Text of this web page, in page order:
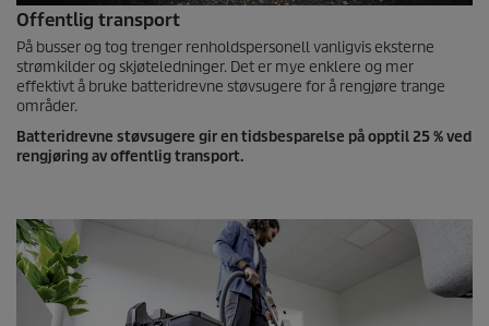
Offentlig transport
På busser og tog trenger renholdspersonell vanligvis eksterne
strømkilder og skjøteledninger. Det er mye enklere og mer
effektivt å bruke batteridrevne støvsugere for å rengjøre trange
områder.
Batteridrevne støvsugere gir en tidsbesparelse på opptil 25 % ved
rengjøring av offentlig transport.